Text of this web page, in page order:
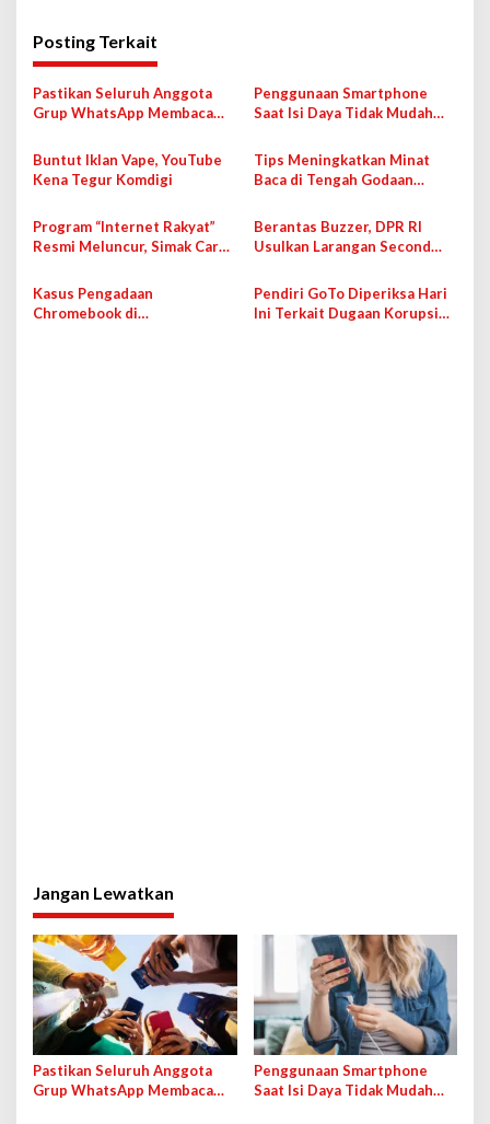
g
a
s
p
o
s
Posting Terkait
Pastikan Seluruh Anggota
Grup WhatsApp Membaca
Penggunaan Smartphone
Saat Isi Daya Tidak Mudah
Buntut Iklan Vape, YouTube
Kena Tegur Komdigi
Tips Meningkatkan Minat
Baca di Tengah Godaan
Program “Internet Rakyat”
Resmi Meluncur, Simak Cara
Berantas Buzzer, DPR RI
Usulkan Larangan Second
Kasus Pengadaan
Chromebook di
Pendiri GoTo Diperiksa Hari
Ini Terkait Dugaan Korupsi
Jangan Lewatkan
Pastikan Seluruh Anggota
Grup WhatsApp Membaca
Penggunaan Smartphone
Saat Isi Daya Tidak Mudah